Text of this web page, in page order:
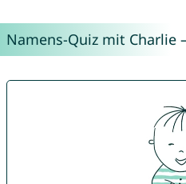
Namens-Quiz mit Charlie